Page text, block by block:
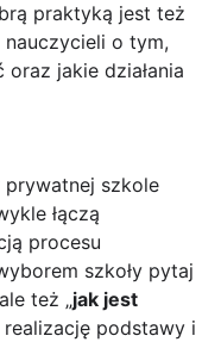
praktyką jest też
o tym,
jakie działania
szkole
łączą
procesu
szkoły pytaj
też „jak jest
podstawy i